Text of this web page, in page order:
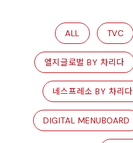
ALL TVC
엘지글로벌 BY 차리다
네스프레소 BY 차리다
DIGITAL MENUBOARD